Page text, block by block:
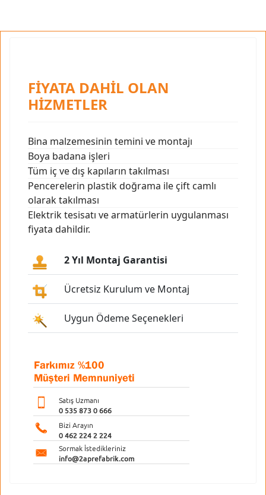
FİYATA DAHİL OLAN
HİZMETLER
Bina malzemesinin temini ve montajı
Boya badana işleri
Tüm iç ve dış kapıların takılması
Pencerelerin plastik doğrama ile çift camlı
olarak takılması
Elektrik tesisatı ve armatürlerin uygulanması
fiyata dahildir.
2 Yıl Montaj Garantisi
Ücretsiz Kurulum ve Montaj
Uygun Ödeme Seçenekleri